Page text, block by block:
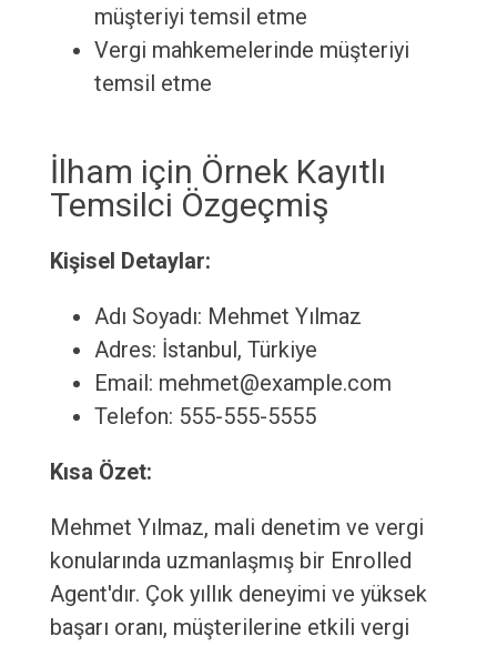
müşteriyi temsil etme
Vergi mahkemelerinde müşteriyi
temsil etme
İlham için Örnek Kayıtlı
Temsilci Özgeçmiş
Kişisel Detaylar:
Adı Soyadı: Mehmet Yılmaz
Adres: İstanbul, Türkiye
Email: mehmet@example.com
Telefon: 555-555-5555
Kısa Özet:
Mehmet Yılmaz, mali denetim ve vergi
konularında uzmanlaşmış bir Enrolled
Agent'dır. Çok yıllık deneyimi ve yüksek
başarı oranı, müşterilerine etkili vergi